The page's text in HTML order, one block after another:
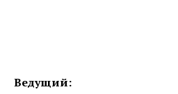
Ведущий: